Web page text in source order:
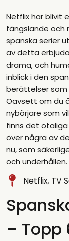
Netflix har blivit
fängslande och
spanska serier
av detta
drama, och
inblick i den
berättelser som
Oavsett om du
nybörjare som
finns det
över några av
nu, som
och underhållen.
Netflix, TV
– Topp